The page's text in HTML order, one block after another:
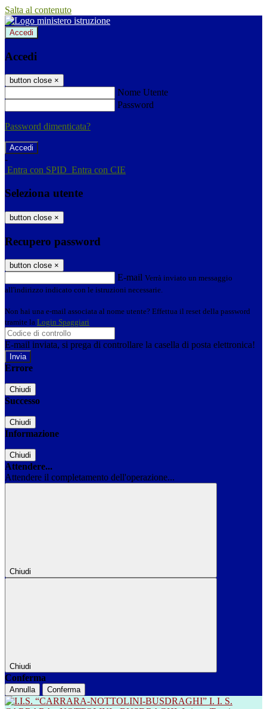
Salta al contenuto
Accedi
Accedi
button close ×
Nome Utente
Password
Password dimenticata?
-
Entra con SPID Entra con CIE
Seleziona utente
button close ×
Recupero password
button close ×
E-mail Verrà inviato un messaggio
all'indirizzo indicato con le istruzioni necessarie.
Non hai una e-mail associata al nome utente? Effettua il reset della password
tramite la Login Spaggiari
E-mail inviata, si prega di controllare la casella di posta elettronica!
Errore
Chiudi
Successo
Chiudi
Informazione
Chiudi
Attendere...
Attendere il completamento dell'operazione...
Chiudi
Chiudi
Conferma
Annulla Conferma
I. I. S.